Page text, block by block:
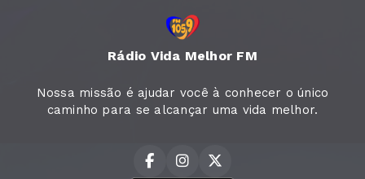
Rádio Vida Melhor FM
Nossa missão é ajudar você à conhecer o único
caminho para se alcançar uma vida melhor.